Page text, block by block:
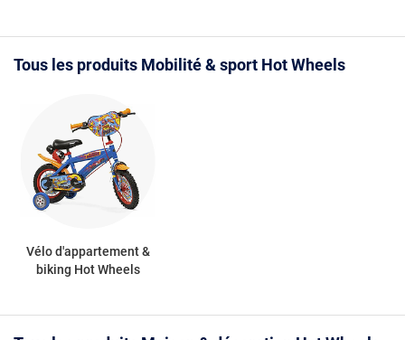
Tous les produits Mobilité & sport Hot Wheels
Vélo d'appartement &
biking Hot Wheels